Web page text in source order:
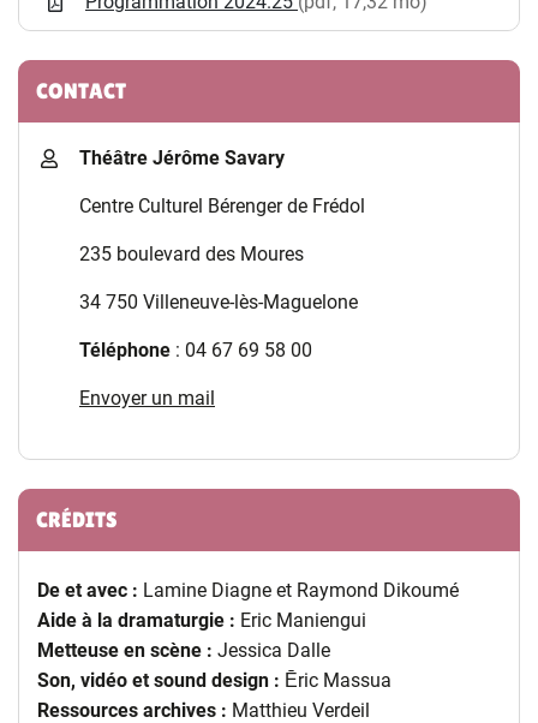
CONTACT
Théâtre Jérôme Savary
Centre Culturel Bérenger de Frédol
235 boulevard des Moures
34 750 Villeneuve-lès-Maguelone
Téléphone : 04 67 69 58 00
Envoyer un mail
CRÉDITS
De et avec : Lamine Diagne et Raymond Dikoumé
Aide à la dramaturgie : Eric Maniengui
Metteuse en scène : Jessica Dalle
Son, vidéo et sound design : Ēric Massua
Ressources archives : Matthieu Verdeil